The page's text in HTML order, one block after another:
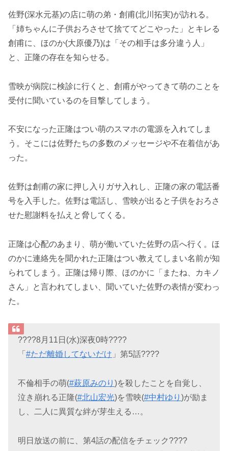
佐野(深水元基)の店に萌の弟・創甫(北川拓実)が訪れる。
「姉ちゃんに子供おろさせて捨ててどこやった」とキレる
創甫に、ほのか(大原優乃)は「その相手は多分違う人」
と、正隆の存在を知らせる。
雪映が病院に検診に行くと、創甫がやってきて萌のことを
受付に聞いているのを目撃してしまう。
不安になった正隆はつい萌のスマホの電源を入れてしま
う。そこには佐野たちの多数のメッセージや不在着信があ
った。
佐野は創甫の家に押し入りガサ入れし、正隆の家の電話番
号を入手した。佐野は電話し、雪映が出ると子供をおろさ
せた慰謝料を払えと脅してくる。
正隆は心配のあまり、萌が働いていた佐野の店へ行く。ほ
のかに連絡先を聞かれた正隆はつい教えてしまい名前が知
られてしまう。正隆は帰り際、ほのかに「またね、カキノ
さん」と言われてしまい、聞いていた佐野の表情が変わっ
た。
????8月11日(水)深夜0時????
「#ただ離婚してないだけ 」第5話????
不倫相手の萌(#萩原みのり)を殺したことを自覚し、
泣き崩れる正隆(#北山宏光)を雪映(#中村ゆり)が励ま
し、二人に異質な絆が芽生える…。
明日放送の前に、第4話の配信をチェック????